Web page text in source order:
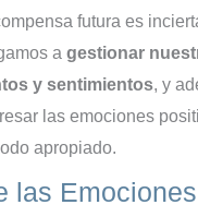
futura es
a gestionar
y sentimientos, y
las emociones
apropiado.
las Emociones